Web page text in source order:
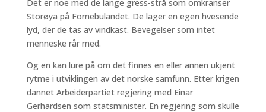
Det er noe med de lange gress-strå som omkranser
Storøya på Fornebulandet. De lager en egen hvesende
lyd, der de tas av vindkast. Bevegelser som intet
menneske rår med.
Og en kan lure på om det finnes en eller annen ukjent
rytme i utviklingen av det norske samfunn. Etter krigen
dannet Arbeiderpartiet regjering med Einar
Gerhardsen som statsminister. En regjering som skulle